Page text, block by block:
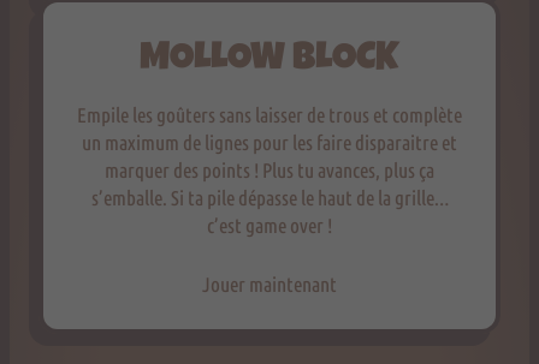
MOLLOW BLOCK
Empile les goûters sans laisser de trous et complète
un maximum de lignes pour les faire disparaitre et
marquer des points ! Plus tu avances, plus ça
s’emballe. Si ta pile dépasse le haut de la grille…
c’est game over !
Jouer maintenant